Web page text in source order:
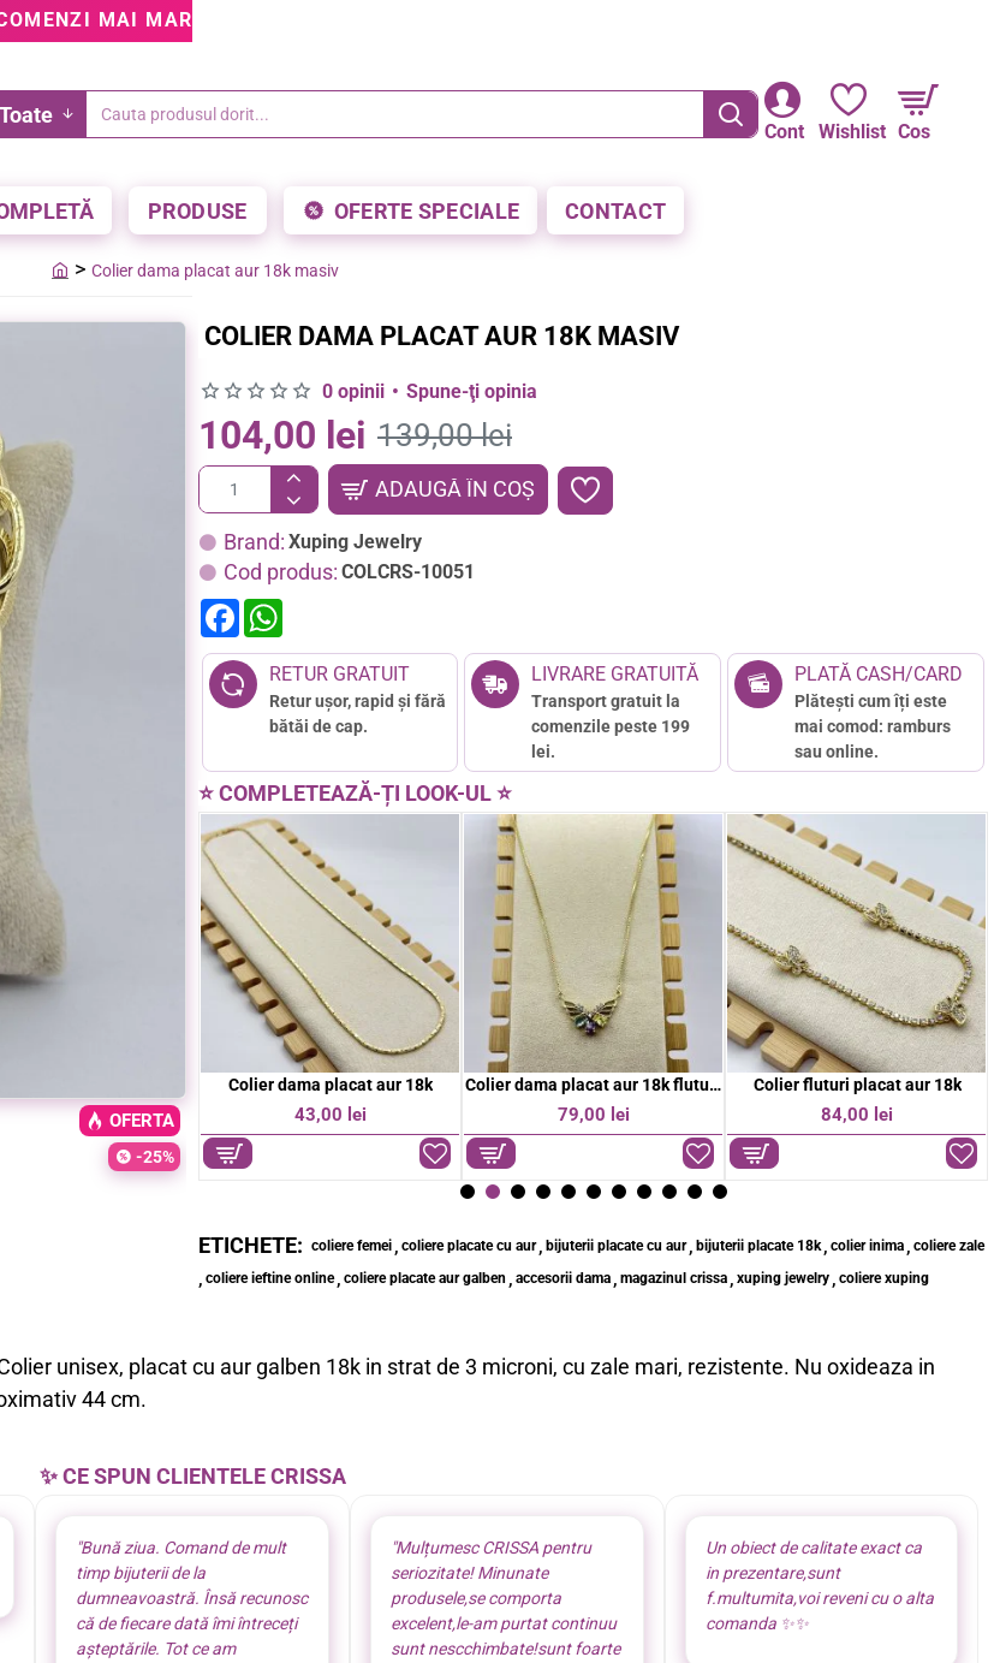
MAI MARI DE 199 LEI • 5% REDUCERE LA PLATA CU CARDUL
Cont Wishlist Cos
Toate
PRODUSE OFERTE SPECIALE CONTACT
Colier dama placat aur 18k masiv
OFERTA
-25%
COLIER DAMA PLACAT AUR 18K MASIV
Brand: Xuping Jewelry
Cod produs: COLCRS-10051
0 opinii • Spune-ţi opinia
104,00 lei 139,00 lei
ADAUGĂ ÎN COŞ
F
a
e
b
o
t
s
A
p
RETUR GRATUIT
Retur ușor, rapid și fără
bătăi de cap.
LIVRARE GRATUITĂ
Transport gratuit la
comenzile peste 199
lei.
PLATĂ CASH/CARD
Plătești cum îți este
mai comod: ramburs
sau online.
⭐ COMPLETEAZĂ-ȚI LOOK-UL ⭐
-20%
59,00 lei 74,00 lei
OFERTA
Colier dama placat aur 18k
43,00 lei
Colier dama placat aur 18k fluture
79,00 lei
Colier fluturi placat aur 18k
84,00 lei
ETICHETE: coliere femei , coliere placate cu aur , bijuterii placate cu aur , bijuterii placate 18k , colier inima , coliere zale
, coliere ieftine online , coliere placate aur galben , accesorii dama , magazinul crissa , xuping jewelry , coliere xuping
unisex, placat cu aur galben 18k in strat de 3 microni, cu zale mari, rezistente. Nu oxideaza in
44 cm.
✨ CE SPUN CLIENTELE CRISSA
"Bună ziua. Comand de mult
timp bijuterii de la
dumneavoastră. Însă recunosc
că de fiecare dată îmi întreceți
așteptările. Tot ce am
"Mulțumesc CRISSA pentru
seriozitate! Minunate
produsele,se comporta
excelent,le-am purtat continuu
sunt nescchimbate!sunt foarte
Un obiect de calitate exact ca
in prezentare,sunt
f.multumita,voi reveni cu o alta
comanda ✨️✨️